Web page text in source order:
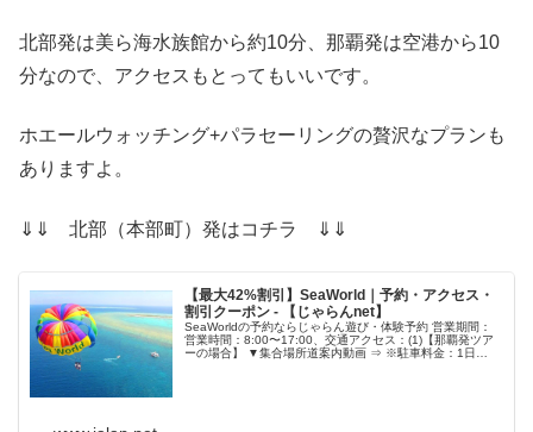
北部発は美ら海水族館から約10分、那覇発は空港から10
分なので、アクセスもとってもいいです。
ホエールウォッチング+パラセーリングの贅沢なプランも
ありますよ。
⇓⇓ 北部（本部町）発はコチラ ⇓⇓
【最大42%割引】SeaWorld｜予約・アクセス・
割引クーポン - 【じゃらんnet】
SeaWorldの予約ならじゃらん遊び・体験予約 営業期間：
営業時間：8:00〜17:00、交通アクセス：(1)【那覇発ツア
ーの場合】 ▼集合場所道案内動画 ⇒ ※駐車料金：1日